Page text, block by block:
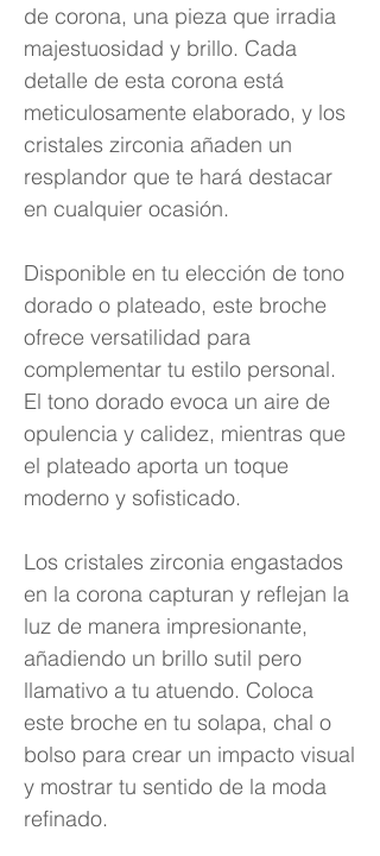
de corona, una pieza que irradia
majestuosidad y brillo. Cada
detalle de esta corona está
meticulosamente elaborado, y los
cristales zirconia añaden un
resplandor que te hará destacar
en cualquier ocasión.
Disponible en tu elección de tono
dorado o plateado, este broche
ofrece versatilidad para
complementar tu estilo personal.
El tono dorado evoca un aire de
opulencia y calidez, mientras que
el plateado aporta un toque
moderno y sofisticado.
Los cristales zirconia engastados
en la corona capturan y reflejan la
luz de manera impresionante,
añadiendo un brillo sutil pero
llamativo a tu atuendo. Coloca
este broche en tu solapa, chal o
bolso para crear un impacto visual
y mostrar tu sentido de la moda
refinado.